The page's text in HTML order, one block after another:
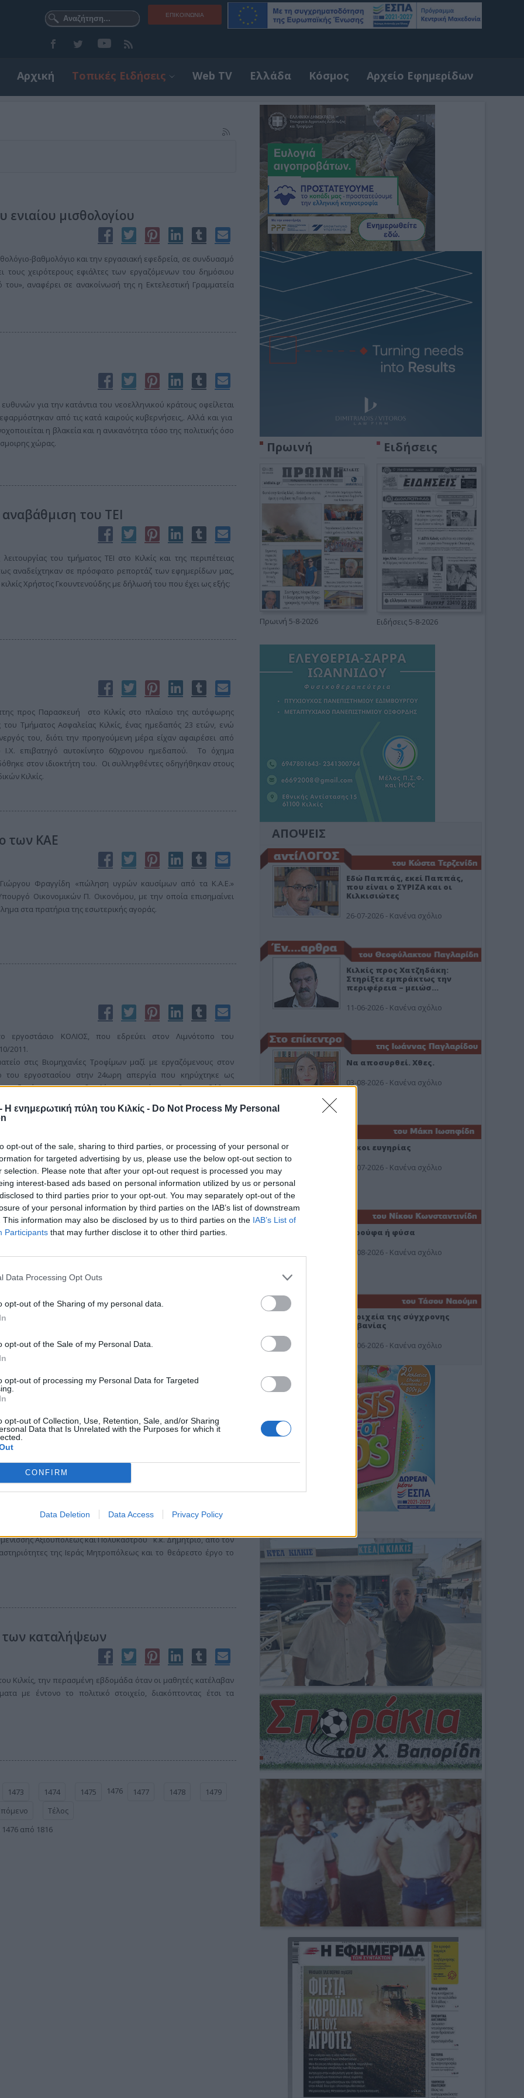
Η ενημερωτική πύλη του Κιλκίς - Do Not Process My Personal
opt-out of the sale, sharing to third parties, or processing of your personal or
for targeted advertising by us, please use the below opt-out section to
selection. Please note that after your opt-out request is processed you may
interest-based ads based on personal information utilized by us or personal
to third parties prior to your opt-out. You may separately opt-out of the
of your personal information by third parties on the IAB’s list of downstream
This information may also be disclosed by us to third parties on the IAB’s List of
Participants that may further disclose it to other third parties.
Data Processing Opt Outs
opt-out of the Sharing of my personal data.
opt-out of the Sale of my Personal Data.
opt-out of processing my Personal Data for Targeted
opt-out of Collection, Use, Retention, Sale, and/or Sharing
Data that Is Unrelated with the Purposes for which it
CONFIRM
Data Deletion Data Access Privacy Policy
ΕΠΙΚΟΙΝΩΝΊΑ
Αρχική Τοπικές Ειδήσεις Web TV Ελλάδα Κόσμος Αρχείο Εφημερίδων
μισθολογίου
βαθμολόγιο και την εργασιακή εφεδρεία, σε συνδυασμό
χειρότερους εφιάλτες των εργαζόμενων του δημόσιου
αναφέρει σε ανακοίνωσή της η Εκτελεστική Γραμματεία
για την κατάντια του νεοελληνικού κράτους οφείλεται
από τις κατά καιρούς κυβερνήσεις,. Αλλά και για
η βλακεία και η ανικανότητα τόσο της πολιτικής όσο
χώρας.
του ΤΕΙ
του τμήματος ΤΕΙ στο Κιλκίς και της περιπέτειας
αναδείχτηκαν σε πρόσφατο ρεπορτάζ των εφημερίδων μας,
κιλκίς Χρήστος Γκουντενούδης με δήλωσή του που έχει ως εξής:
προς Παρασκευή στο Κιλκίς στο πλαίσιο της αυτόφωρης
του Τμήματος Ασφαλείας Κιλκίς, ένας ημεδαπός 23 ετών, ενώ
του, διότι την προηγούμενη μέρα είχαν αφαιρέσει από
Ι.Χ. επιβατηγό αυτοκίνητο 60χρονου ημεδαπού. Το όχημα
στον ιδιοκτήτη του. Οι συλληφθέντες οδηγήθηκαν στους
Κιλκίς.
των ΚΑΕ
Φραγγίδη «πώληση υγρών καυσίμων από τα Κ.Α.Ε.»
Οικονομικών Π. Οικονόμου, με την οποία επισημαίνει
στα πρατήρια της εσωτερικής αγοράς.
εργοστάσιο ΚΟΛΙΟΣ, που εδρεύει στον Λιμνότοπο του
2011.
στις Βιομηχανίες Τροφίμων μαζί με εργαζόμενους στον
του εργοστασίου στην 24ωρη απεργία που κηρύχτηκε ως
που συνδικαλίστηκαν σε όργανο δευτεροβάθμιο
εργατών-υπαλλήλων που έχουν να αποζημιωθούν για
όπως ανέφερε το Σωματείο.
Τρίτη και στις Μουριές
όπως αναμενόταν, μεταφέρθηκε στο Κιλκίς, Όπως
Η ΑΤΕ ενημερώνει ότι οι εργασίες του Καταστήματός της στις
5 Οκτωβρίου 2011 στο κατάστημα Κιλκίς, επί της οδού
πανεργατική και πανδημοσιοϋπαλληλική κινητοποίηση
το μέγεθος της αντίδρασης στα μέτρα της από τον όγκο
πρέπει να αναμένουμε και νέα μέτρα. Να μην το κουράζουμε:
ΠΑΣΟΚ Κιλκίς, Γεώργιος Φραγγίδης, επισκέφθηκε το
Αξιουπόλεως και Πολυκάστρου κ.κ. Δημήτριο, από τον
της Ιεράς Μητροπόλεως και το θεάρεστο έργο το
των καταλήψεων
Κιλκίς, την περασμένη εβδομάδα όταν οι μαθητές κατέλαβαν
με έντονο το πολιτικό στοιχείο, διακόπτοντας έτσι τα
1473 1474 1475 1476 1477 1478
1479
Τέλος
1476 από 1816
Πρωινή
Πρωινή 5-8-2026
Ειδήσεις
Ειδήσεις 5-8-2026
ΑΠΟΨΕΙΣ
Εδώ Παππάς, εκεί Παππάς,
που είναι ο ΣΥΡΙΖΑ και οι
Κιλκισιώτες
26-07-2026 - Κανένα σχόλιο
Κιλκίς προς Χατζηδάκη:
Στηρίξτε εμπράκτως την
περιφέρεια – μειώσ…
11-06-2026 - Κανένα σχόλιο
Να αποσυρθεί. Χθες.
03-08-2026 - Κανένα σχόλιο
Οίκοι ευγηρίας
24-07-2026 - Κανένα σχόλιο
Ή ρούφα ή φύσα
03-08-2026 - Κανένα σχόλιο
Στοιχεία της σύγχρονης
Αλβανίας
19-06-2026 - Κανένα σχόλιο